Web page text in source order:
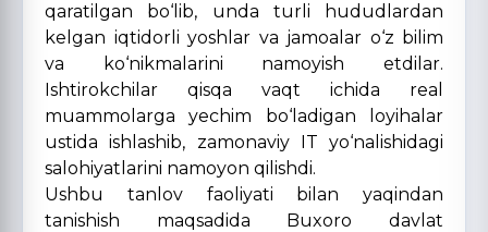
qaratilgan bo‘lib, unda turli hududlardan
kelgan iqtidorli yoshlar va jamoalar o‘z bilim
va ko‘nikmalarini namoyish etdilar.
Ishtirokchilar qisqa vaqt ichida real
muammolarga yechim bo‘ladigan loyihalar
ustida ishlashib, zamonaviy IT yo‘nalishidagi
salohiyatlarini namoyon qilishdi.
Ushbu tanlov faoliyati bilan yaqindan
tanishish maqsadida Buxoro davlat